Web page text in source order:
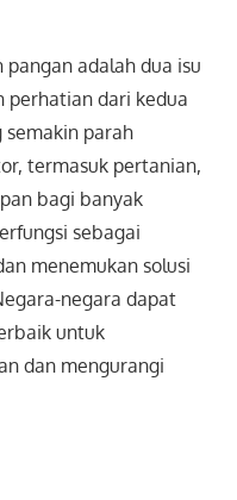
adalah dua isu
perhatian dari kedua
parah
termasuk pertanian,
bagi banyak
sebagai
menemukan solusi
negara dapat
untuk
dan mengurangi